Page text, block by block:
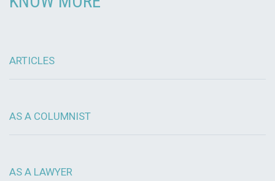
ARTICLES
AS A COLUMNIST
AS A LAWYER